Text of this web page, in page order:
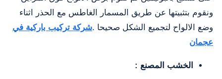
ونقوم بتثبيتها عن طريق المسمار الغاطس مع الحذر اثناء
وضع الالواح لتجميع الشكل صحيحا .شركة تركيب باركية في
عجمان
الخشب المصنع :